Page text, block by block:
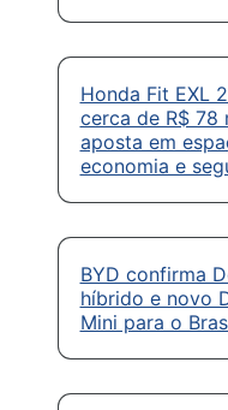
Honda Fit EXL
cerca de R$ 78
aposta em
economia e
BYD confirma
híbrido e novo
Mini para o